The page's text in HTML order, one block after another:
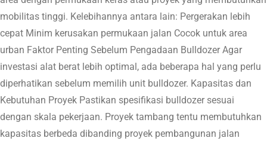
mobilitas tinggi. Kelebihannya antara lain: Pergerakan lebih
cepat Minim kerusakan permukaan jalan Cocok untuk area
urban Faktor Penting Sebelum Pengadaan Bulldozer Agar
investasi alat berat lebih optimal, ada beberapa hal yang perlu
diperhatikan sebelum memilih unit bulldozer. Kapasitas dan
Kebutuhan Proyek Pastikan spesifikasi bulldozer sesuai
dengan skala pekerjaan. Proyek tambang tentu membutuhkan
kapasitas berbeda dibanding proyek pembangunan jalan